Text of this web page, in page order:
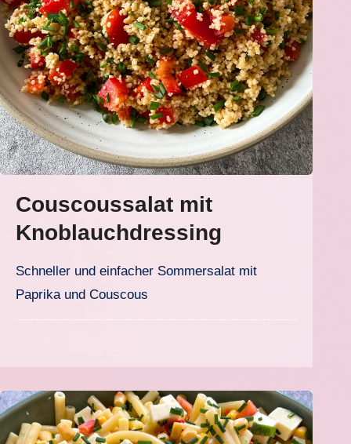
Couscoussalat mit
Knoblauchdressing
Schneller und einfacher Sommersalat mit
Paprika und Couscous